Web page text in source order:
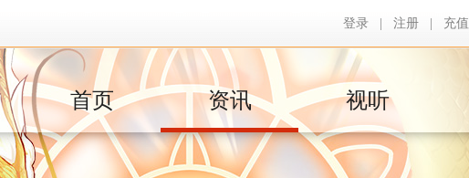
登录 注册 充值
首页 资讯 视听